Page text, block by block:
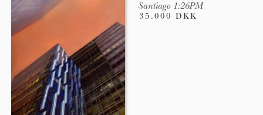
Santiago 1:26PM
35.000 DKK